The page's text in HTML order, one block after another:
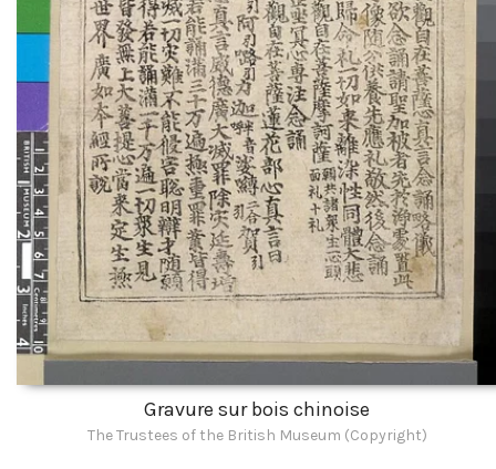
Gravure sur bois chinoise
The Trustees of the British Museum (Copyright)